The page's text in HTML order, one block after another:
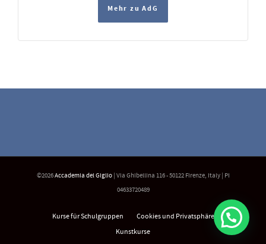
Mehr zu AdG
©2026Accademia del Giglio| Via Ghibellina 116 - 50122 Firenze, Italy | PI
04633720489
Kurse für Schulgruppen
Cookies und Privatsphäre
Kunstkurse